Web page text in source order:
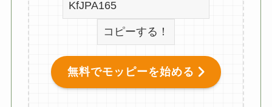
コピーする！
無料でモッピーを始める